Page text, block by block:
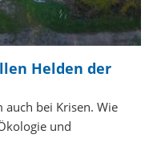
Helden der
bei Krisen. Wie
und